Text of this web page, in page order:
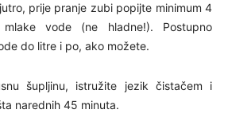
prije pranje zubi popijte minimum 4
vode (ne hladne!). Postupno
do litre i po, ako možete.
šupljinu, istružite jezik čistačem i
narednih 45 minuta.